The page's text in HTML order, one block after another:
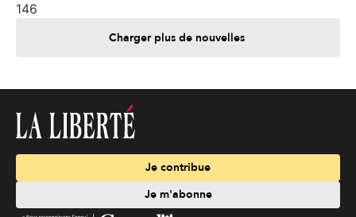
146
Charger plus de nouvelles
Je contribue
Je m'abonne